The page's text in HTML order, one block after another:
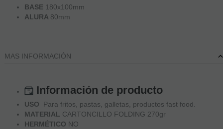
BASE180x100mm
ALURA 80mm
MAS INFORMACIÓN
Información de producto
USO
Para fritos, pastas, galletas, productos fast food.
MATERIAL
CARTONCILLO FOLDING 270gr
HERMÉTICO NO